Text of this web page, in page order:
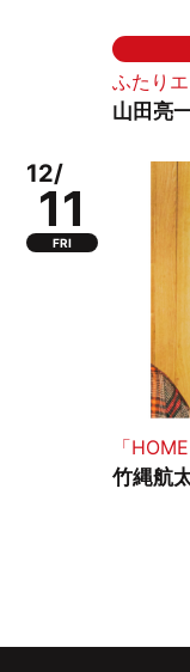
ふたり
山田亮
12/
11
FRI
「HOME
竹縄航